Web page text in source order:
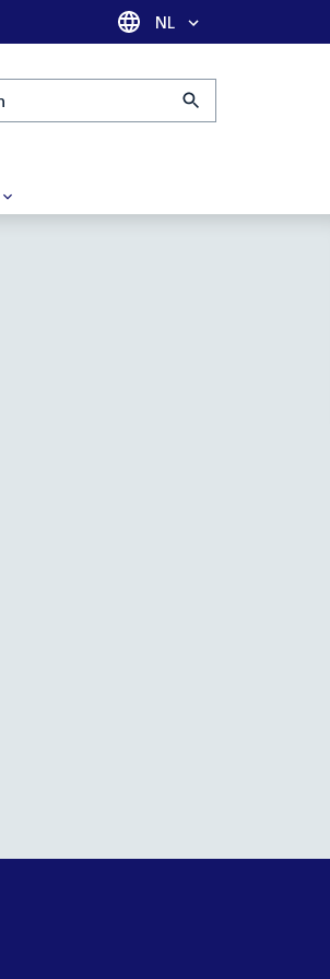
Taal selectie
NL